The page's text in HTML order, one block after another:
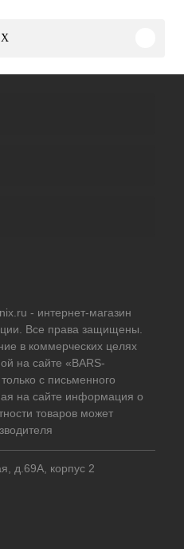
- интернет-магазин
Все права защищены.
в коммерческих целях
на сайте «BARS-
с письменного
на сайте информация о
товаров может
д.69А, корпус 2